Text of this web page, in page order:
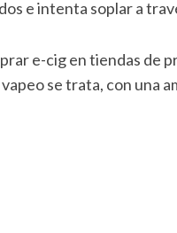
e intenta soplar a
e-cig en tiendas de
se trata, con una